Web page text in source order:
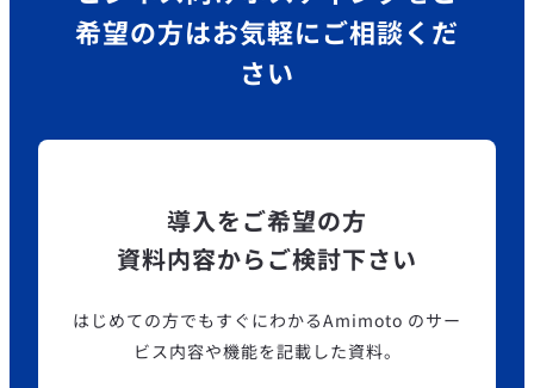
希望の方はお気軽にご相談くだ
さい
導入をご希望の方
資料内容からご検討下さい
はじめての方でもすぐにわかるAmimoto のサー
ビス内容や機能を記載した資料。